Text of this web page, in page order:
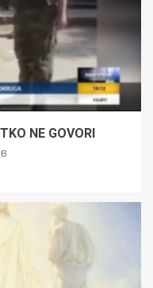
NE GOVORI